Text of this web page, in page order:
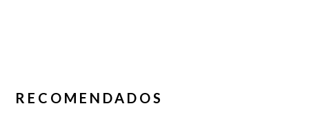
RECOMENDADOS